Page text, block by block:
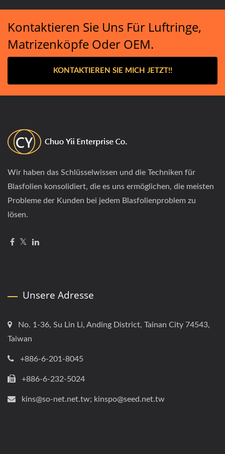
Kontaktieren Sie Uns Für Luftringe,
Matrizenköpfe Oder OEM.
KONTAKTIEREN SIE MICH JETZT!!
Wir haben das Schlüsselwissen und die Techniken für
Blasfolien konsolidiert, die es uns ermöglichen, die meisten
Probleme der Kunden bei jedem Blasfolienproblem zu
lösen.
Unsere Adresse
No. 1-36, Su Lin Li, Anding District, Tainan City 74543,
Taiwan
+886-6-201-8045
+886-6-232-5024
kins@so-net.net.tw; kinspo@seed.net.tw